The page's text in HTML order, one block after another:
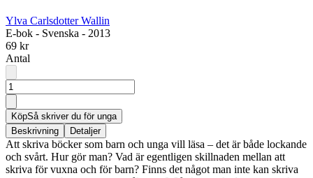
Ylva Carlsdotter Wallin
E-bok - Svenska - 2013
69 kr
Antal
KöpSå skriver du för unga
Beskrivning
Detaljer
Att skriva böcker som barn och unga vill läsa – det är både lockande
och svårt. Hur gör man? Vad är egentligen skillnaden mellan att
skriva för vuxna och för barn? Finns det något man inte kan skriva